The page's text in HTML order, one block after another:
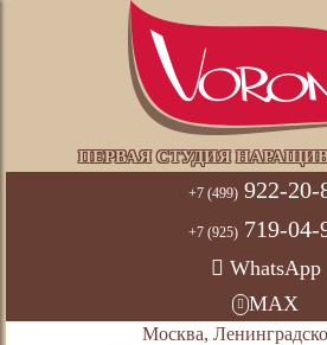
ПЕРВАЯ СТУДИЯ
+7 (499) 922-20-
+7 (925) 719-04-
WhatsApp
MAX
Москва,